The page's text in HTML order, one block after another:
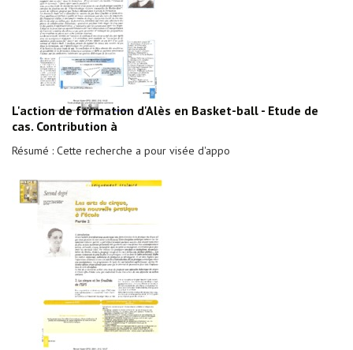
L'action de formation d'Alès en Basket-ball - Etude de
cas. Contribution à
Résumé : Cette recherche a pour visée d'appo